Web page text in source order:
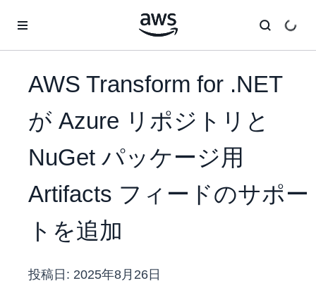
AWS Transform for .NET
が Azure リポジトリと
NuGet パッケージ用
Artifacts フィードのサポー
トを追加
投稿日: 2025年8月26日